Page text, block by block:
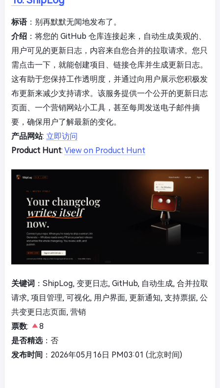
标语：别再默默无闻地发布了。
介绍 ：将您的 GitHub 仓库连接起来，自动生成美观的、
用户可见的更新日志，内容来自您合并的拉取请求。您只
需点击一下，就能创建项目、链接仓库并生成更新日志。
这有助于您保持工作透明度，并通过向用户展示您积极发
布更新来减少支持请求。该服务提供一个公开的更新日志
页面、一个营销网站小工具，甚至每周发送电子邮件摘
要，确保用户了解最新的变化。
产品网站: 立即访问
Product Hunt: View on Product Hunt
关键词 ：ShipLog, 变更日志, GitHub, 自动生成, 合并拉取
请求, 项目管理, 可视化, 用户界面, 更新通知, 支持票据, 公
共变更日志页面, 营销
票数:
8
是否精选：否
发布时间 ：2026年05月16日 PM03:01 (北京时间)